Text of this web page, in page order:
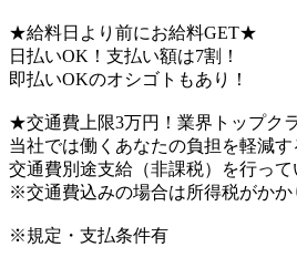
★給料日より前にお給料GET★
日払いOK！支払い額は7割！
即払いOKのオシゴトもあり！
★交通費上限3万円！業界トップク
当社では働くあなたの負担を軽減す
交通費別途支給（非課税）を行って
※交通費込みの場合は所得税がかか
※規定・支払条件有